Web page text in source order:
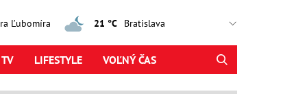
Ľubomíra 21 °C
LIFESTYLE VOĽNÝ ČAS